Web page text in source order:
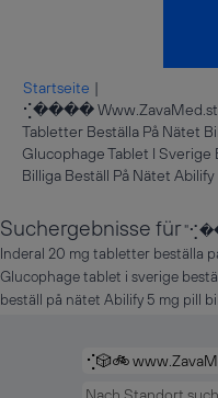
Startseite |
⢊����
Tabletter Beställa På Nätet
Glucophage Tablet I
Billiga Beställ På Nätet
Suchergebnisse für
Inderal 20 mg tabletter beställa
Glucophage tablet i sverige
beställ på nätet Abilify 5 mg pill